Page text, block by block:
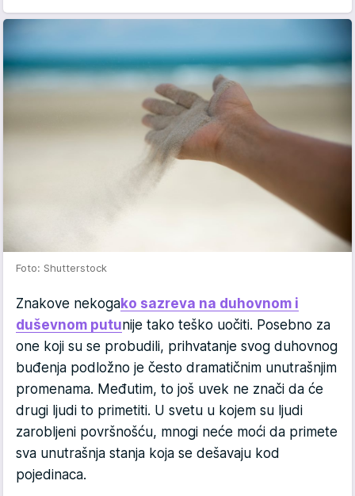
Foto: Shutterstock
Znakove nekogako sazreva na duhovnom i
duševnom putunije tako teško uočiti. Posebno za
one koji su se probudili, prihvatanje svog duhovnog
buđenja podložno je često dramatičnim unutrašnjim
promenama. Međutim, to još uvek ne znači da će
drugi ljudi to primetiti. U svetu u kojem su ljudi
zarobljeni površnošću, mnogi neće moći da primete
sva unutrašnja stanja koja se dešavaju kod
pojedinaca.